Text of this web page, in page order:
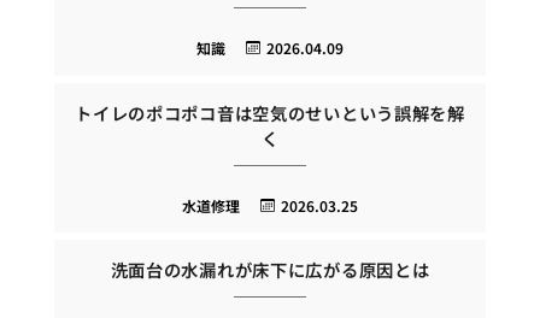
2026.04.09
知識
トイレのポコポコ音は空気のせいという誤解を解
く
2026.03.25
水道修理
洗面台の水漏れが床下に広がる原因とは